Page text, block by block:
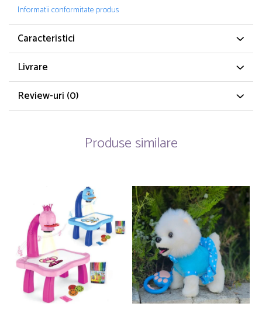
Informatii conformitate produs
Caracteristici
Livrare
Review-uri (0)
Produse similare